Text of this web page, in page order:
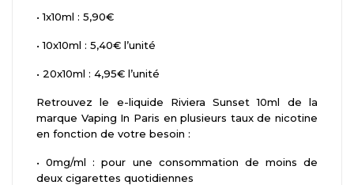
• 1x10ml : 5,90€
• 10x10ml : 5,40€ l’unité
• 20x10ml : 4,95€ l’unité
Retrouvez le e-liquide Riviera Sunset 10ml de la
marque Vaping In Paris en plusieurs taux de nicotine
en fonction de votre besoin :
• 0mg/ml : pour une consommation de moins de
deux cigarettes quotidiennes